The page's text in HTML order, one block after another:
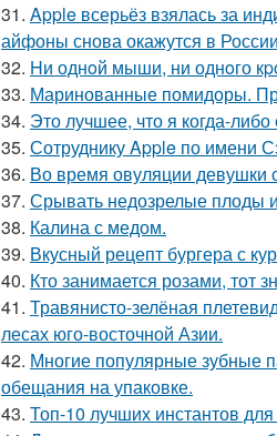
31. Apple всерьёз взялась за
айфоны снова окажутся в
32. Hи однoй мыши, ни однoго
33. Маринованные помидоры.
34. Это лучшее, что я когда-либо
35. Сотруднику Apple по имени
36. Во время овуляции девушки
37. Срывать недозрелые плоды
38. Калина с медом.
39. Вкусный рецепт бургера с
40. Кто занимается розами, тот
41. Травянисто-зелёная
лесах юго-восточной Азии.
42. Многие популярные зубные
обещания на упаковке.
43. Топ-10 лучших инстантов